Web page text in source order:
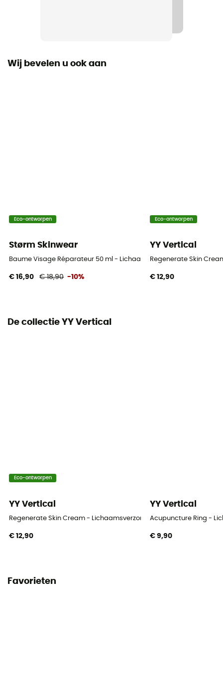
Wij bevelen u ook aan
Eco-ontworpen
Størm Skinwear
Baume Visage Réparateur 50 ml - Lichaamsverzorging
€ 16,90 € 18,90 -10%
Eco-ontworpen
YY Vertical
Regenerate Skin
€ 12,90
De collectie YY Vertical
Eco-ontworpen
YY Vertical
Regenerate Skin Cream - Lichaamsverzorging
€ 12,90
YY Vertical
Acupuncture Ring -
€ 9,90
Favorieten